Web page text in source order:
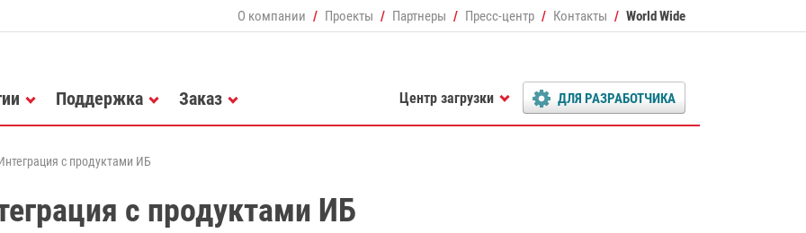
О компании Проекты Партнеры Пресс-центр Контакты World Wide
Поддержка Заказ Центр загрузки ДЛЯ РАЗРАБОТЧИКА
с продуктами ИБ
с продуктами ИБ